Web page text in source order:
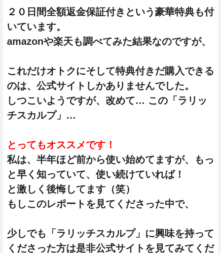
２０日間全額返金保証付きという豪華特典も付
いています。
amazonや楽天も調べてみた結果なのですが、
これだけオトクにそして特典付きだ購入できる
のは、公式サイトしかありませんでした。
しつこいようですが、改めて… この「ラリッ
チスカルプ」…
とってもオススメです！
私は、半年ほど前から使い始めてますが、もっ
と早く知っていて、使い続けていれば！
と激しく後悔してます（笑）
もしこのレポートを見てくださった中で、
少しでも「ラリッチスカルプ」に興味を持って
くださった方は是非公式サイトを見てみてくだ